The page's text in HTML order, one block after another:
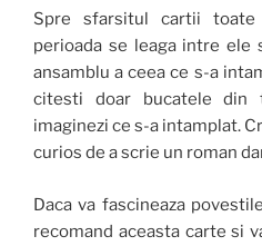
Spre sfarsitul cartii toate
perioada se leaga intre ele
ansamblu a ceea ce s-a
citesti doar bucatele
imaginezi ce s-a intamplat.
curios de a scrie un roman
Daca va fascineaza
recomand aceasta carte si